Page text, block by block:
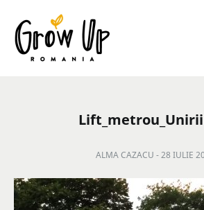
ALMA CAZACU -28 IULIE